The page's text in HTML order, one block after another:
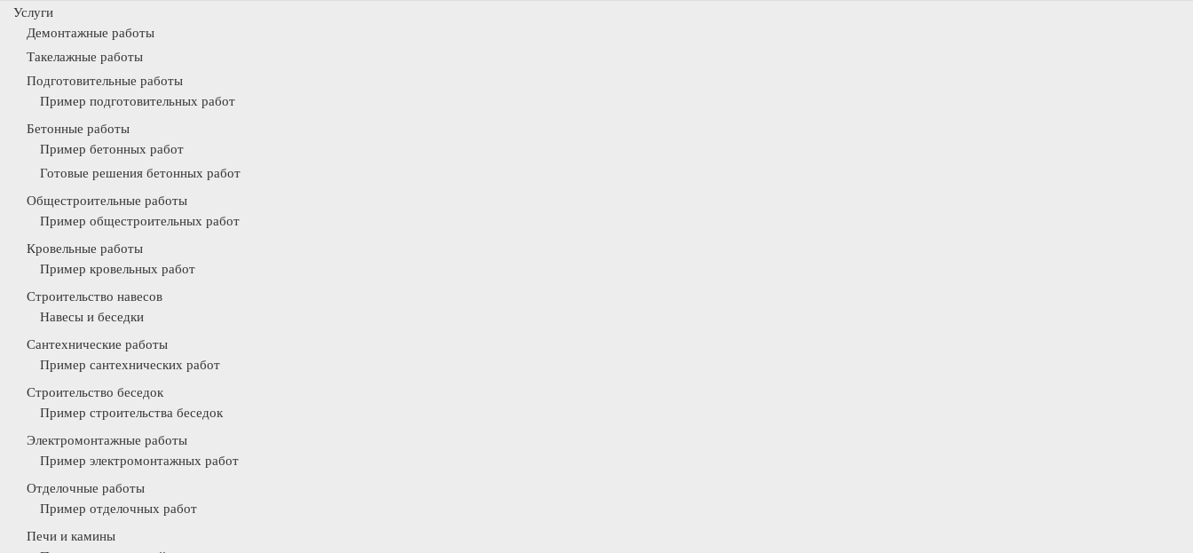
Услуги
Демонтажные работы
Такелажные работы
Подготовительные работы
Пример подготовительных работ
Бетонные работы
Пример бетонных работ
Готовые решения бетонных работ
Общестроительные работы
Пример общестроительных работ
Кровельные работы
Пример кровельных работ
Строительство навесов
Навесы и беседки
Сантехнические работы
Пример сантехнических работ
Строительство беседок
Пример строительства беседок
Электромонтажные работы
Пример электромонтажных работ
Отделочные работы
Пример отделочных работ
Печи и камины